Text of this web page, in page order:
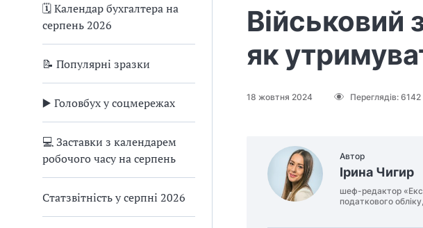
🗓️ Календар бухгалтера на
серпень 2026
📝 Популярні зразки
▶️ Головбух у соцмережах
💻 Заставки з календарем
робочого часу на серпень
Статзвітність у серпні 2026
Військовий
як
18 жовтня 2024 Переглядів: 6142
Автор
Ірина Чигир
шеф-редактор
податкового